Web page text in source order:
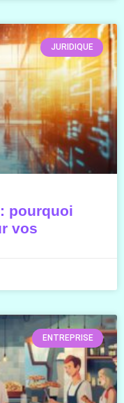
JURIDIQUE
pourquoi
vos
ENTREPRISE